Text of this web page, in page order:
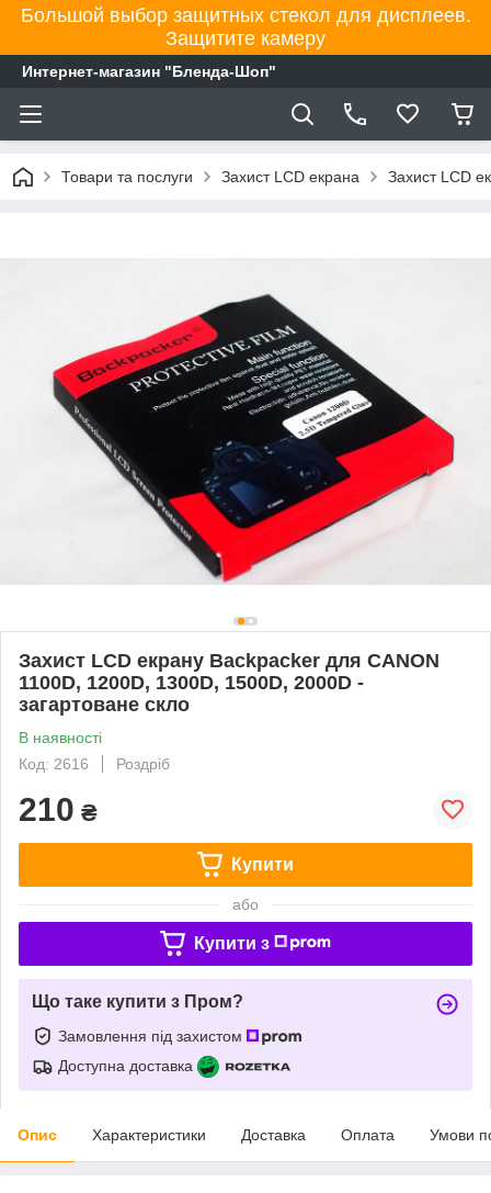
Большой выбор защитных стекол для дисплеев.
Защитите камеру
Интернет-магазин "Бленда-Шоп"
Товари та послуги Захист LCD екрана Захист LCD
Захист LCD екрану Backpacker для CANON
1100D, 1200D, 1300D, 1500D, 2000D -
загартоване скло
В наявності
Код: 2616
Роздріб
210 ₴
Купити
або
Купити з
Що таке купити з Пром?
Замовлення під захистом
Доступна доставка
Опис Характеристики Доставка Оплата Умови